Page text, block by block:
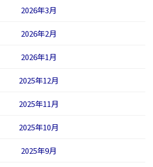
2026年3月
2026年2月
2026年1月
2025年12月
2025年11月
2025年10月
2025年9月